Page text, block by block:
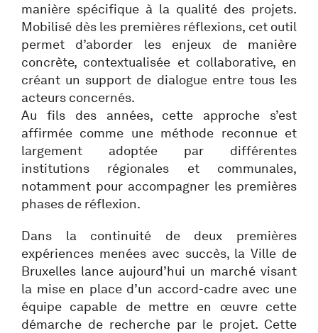
manière spécifique à la qualité des projets.
Mobilisé dès les premières réflexions, cet outil
permet d’aborder les enjeux de manière
concrète, contextualisée et collaborative, en
créant un support de dialogue entre tous les
acteurs concernés.
Au fils des années, cette approche s’est
affirmée comme une méthode reconnue et
largement adoptée par différentes
institutions régionales et communales,
notamment pour accompagner les premières
phases de réflexion.
Dans la continuité de deux premières
expériences menées avec succès, la Ville de
Bruxelles lance aujourd’hui un marché visant
la mise en place d’un accord-cadre avec une
équipe capable de mettre en œuvre cette
démarche de recherche par le projet. Cette